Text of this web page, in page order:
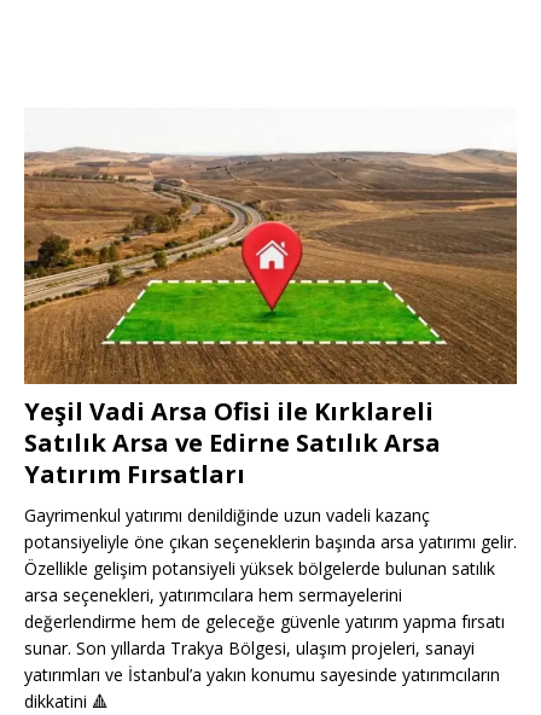
Yeşil Vadi Arsa Ofisi ile Kırklareli
Satılık Arsa ve Edirne Satılık Arsa
Yatırım Fırsatları
Gayrimenkul yatırımı denildiğinde uzun vadeli kazanç
potansiyeliyle öne çıkan seçeneklerin başında arsa yatırımı gelir.
Özellikle gelişim potansiyeli yüksek bölgelerde bulunan satılık
arsa seçenekleri, yatırımcılara hem sermayelerini
değerlendirme hem de geleceğe güvenle yatırım yapma fırsatı
sunar. Son yıllarda Trakya Bölgesi, ulaşım projeleri, sanayi
yatırımları ve İstanbul’a yakın konumu sayesinde yatırımcıların
dikkatini 🔺